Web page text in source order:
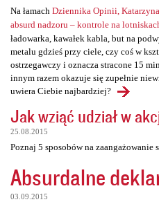
Na łamach Dziennika Opinii,
absurd nadzoru – kontrole na
ładowarka, kawałek kabla, but na
metalu gdzieś przy ciele, czy coś w
ostrzegawczy i oznacza stracone 15
innym razem okazuje się zupełnie
uwiera Ciebie najbardziej?
Jak wziąć udział w
25.08.2015
Poznaj 5 sposobów na zaangażowanie
Absurdalne
03.09.2015